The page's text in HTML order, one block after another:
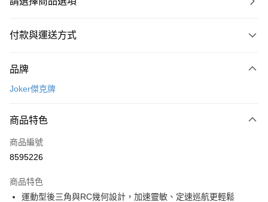
付款與運送方式
信用卡一次付款
3 期 0 利率 每期
合作金庫商業銀行
上海商業儲蓄銀行
臺灣中小企業銀行
匯豐（台灣）商業銀行
華泰商業銀行
合作金庫商業銀行
上海商業儲蓄銀行
國泰世華商業銀行
兆豐國際商業銀行
12 期 0 利率 每期
華南商業銀行
上海商業儲蓄銀行
台北富邦商業銀行
Apple Pay
品牌
Joker傑克牌
商品特色
商品編號
8595226
商品特色
運動型後三角與RC幾何設計，加速靈敏、定速巡航更輕鬆